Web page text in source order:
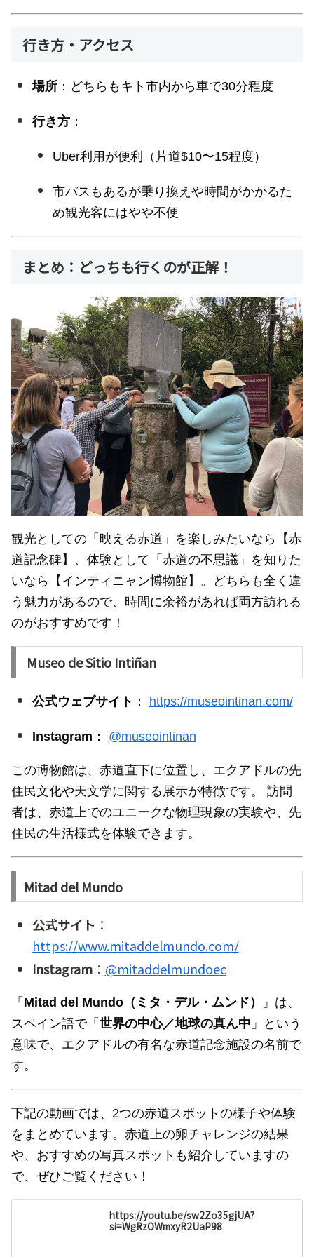
行き方・アクセス
場所：どちらもキト市内から車で30分程度
行き方：
Uber利用が便利（片道$10〜15程度）
市バスもあるが乗り換えや時間がかかるた
め観光客にはやや不便
まとめ：どっちも行くのが正解！
観光としての「映える赤道」を楽しみたいなら【赤
道記念碑】、体験として「赤道の不思議」を知りた
いなら【インティニャン博物館】。どちらも全く違
う魅力があるので、時間に余裕があれば両方訪れる
のがおすすめです！
Museo de Sitio Intiñan
公式ウェブサイト ： https://museointinan.com/
Instagram ： @museointinan
この博物館は、赤道直下に位置し、エクアドルの先
住民文化や天文学に関する展示が特徴です。
訪問
者は、赤道上でのユニークな物理現象の実験や、先
住民の生活様式を体験できます。
Mitad del Mundo
公式サイト ：
https://www.mitaddelmundo.com/
Instagram： @mitaddelmundoec
「 Mitad del Mundo（ミタ・デル・ムンド）
」は、
スペイン語で「 世界の中心／地球の真ん中 」という
意味で、エクアドルの有名な赤道記念施設の名前で
す。
下記の動画では、2つの赤道スポットの様子や体験
をまとめています。赤道上の卵チャレンジの結果
や、おすすめの写真スポットも紹介していますの
で、ぜひご覧ください！
https://youtu.be/sw2Zo35gjUA?
si=WgRzOWmxyR2UaP98